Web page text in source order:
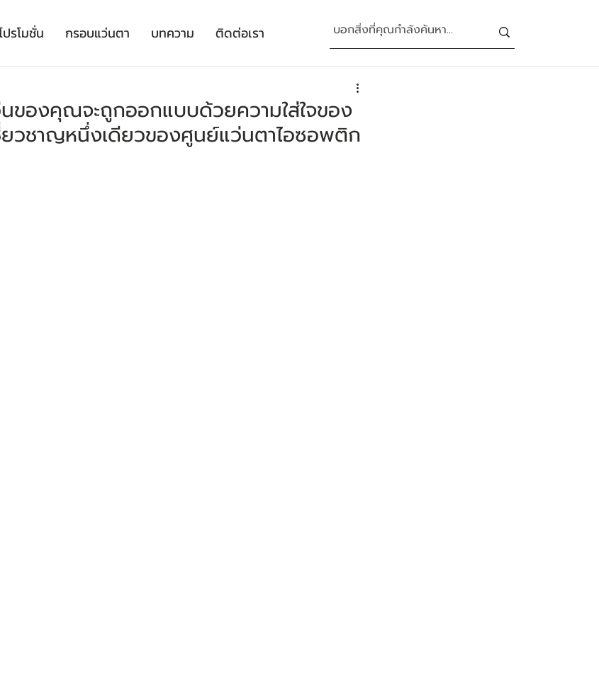
ปรโมชั่น กรอบแว่นตา บทความ ติดต่อเรา
ของคุณจะถูกออกแบบด้วยความใส่ใจของ
ยวชาญหนึ่งเดียวของศูนย์แว่นตาไอซอพติก